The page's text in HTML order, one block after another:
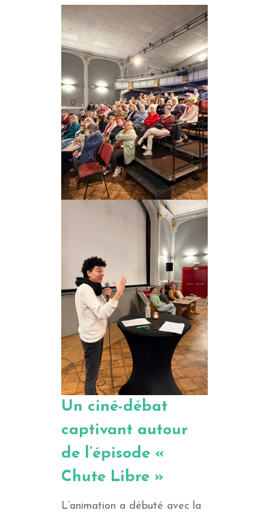
Un ciné-débat
captivant autour
de l’épisode «
Chute Libre »
L’animation a débuté avec la